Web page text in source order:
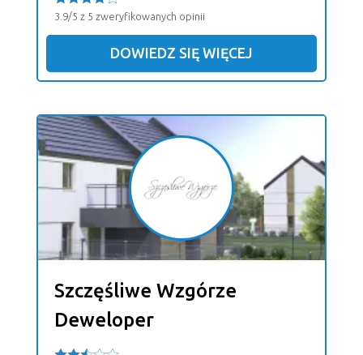
3.9/5 z 5 zweryfikowanych opinii
DOWIEDZ SIĘ WIĘCEJ
Szczęśliwe Wzgórze
Deweloper